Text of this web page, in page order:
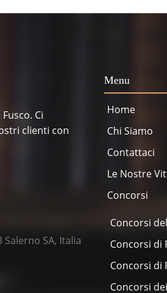
Ci
clienti con
SA, Italia
Menu
Home
Chi Siamo
Contattaci
Le Nostre
Concorsi
Concorsi
Concorsi di
Concorsi di
Concorsi